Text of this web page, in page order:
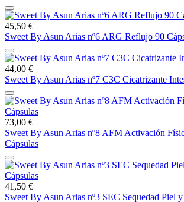
45,50 €
Sweet By Asun Arias nº6 ARG Reflujo 90
44,00 €
Sweet By Asun Arias nº7 C3C Cicatrizante
73,00 €
Sweet By Asun Arias nº8 AFM Activación
Cápsulas
41,50 €
Sweet By Asun Arias nº3 SEC Sequedad Piel